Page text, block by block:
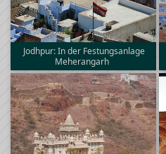
Jodhpur: In der Festungsanlage
Meherangarh